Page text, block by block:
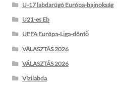
U-17 labdarúgó Európa-bajnokság
U21-es Eb
UEFA Európa-Liga-döntő
VÁLASZTÁS 2026
VÁLASZTÁS 2026
Vízilabda